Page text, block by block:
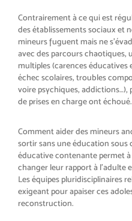
Contrairement à ce qui est
des établissements sociaux et
mineurs fuguent mais ne
avec des parcours chaotiques,
multiples (carences éducatives
échec scolaires, troubles
voire psychiques, addictions…),
de prises en charge ont échoué.
Comment aider des mineurs
sortir sans une éducation sous
éducative contenante permet à
changer leur rapport à l’adulte
Les équipes pluridisciplinaires
exigeant pour apaiser ces
reconstruction.